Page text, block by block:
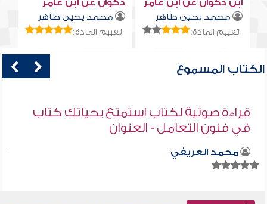
ابن ذكوان عن ابن عامر
محمد يحيى طاهر
تقييم المادة:
ذكوان عن ابن عامر
محمد يحيى طاهر
تقييم المادة:
الكتاب المسموع
قراءة صوتية لكتاب استمتع بحياتك كتاب
في فنون التعامل - العنوان
محمد العريفي